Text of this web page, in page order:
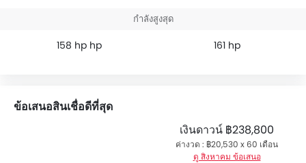
กำลังสูงสุด
158 hp hp 161 hp
ข้อเสนอสินเชื่อดีที่สุด
เงินดาวน์ ฿238,800
ค่างวด : ฿20,530 x 60 เดือน
ดู สิงหาคม ข้อเสนอ